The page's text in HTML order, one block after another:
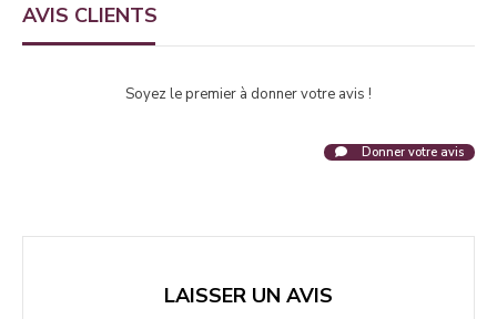
AVIS CLIENTS
Soyez le premier à donner votre avis !
Donner votre avis
LAISSER UN AVIS